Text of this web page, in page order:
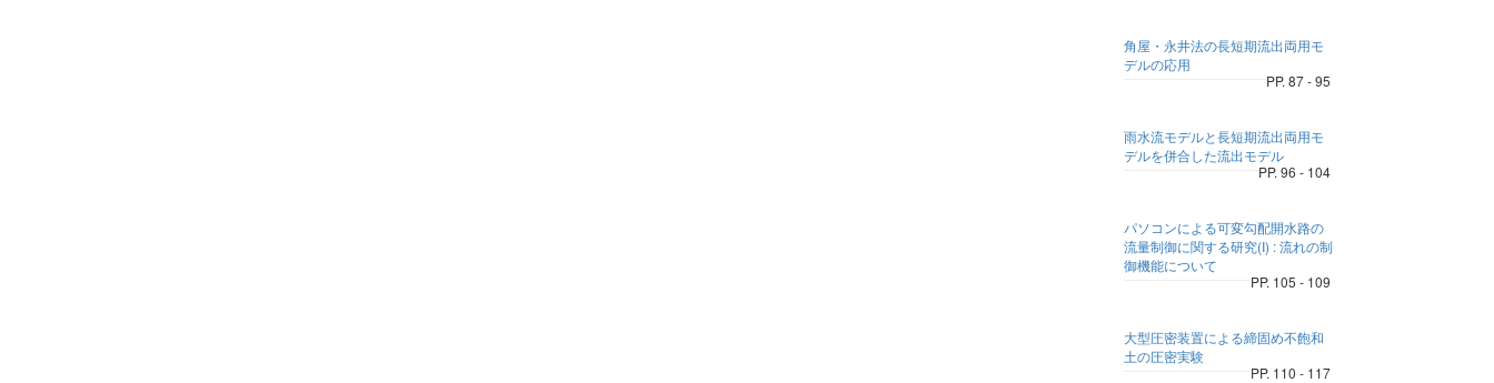
角屋・永井法の長短期流出両用モ
デルの応用
PP. 87 - 95
雨水流モデルと長短期流出両用モ
デルを併合した流出モデル
PP. 96 - 104
パソコンによる可変勾配開水路の
流量制御に関する研究(I) : 流れの制
御機能について
PP. 105 - 109
大型圧密装置による締固め不飽和
土の圧密実験
PP. 110 - 117